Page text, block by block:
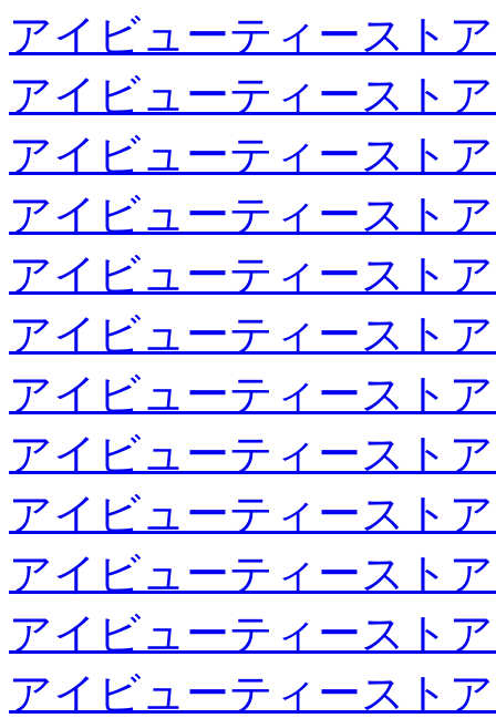
アイビューティースト
アイビューティースト
アイビューティースト
アイビューティースト
アイビューティースト
アイビューティースト
アイビューティースト
アイビューティースト
アイビューティースト
アイビューティースト
アイビューティースト
アイビューティースト